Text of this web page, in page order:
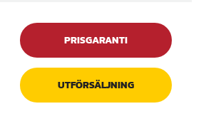
PRISGARANTI
UTFÖRSÄLJNING